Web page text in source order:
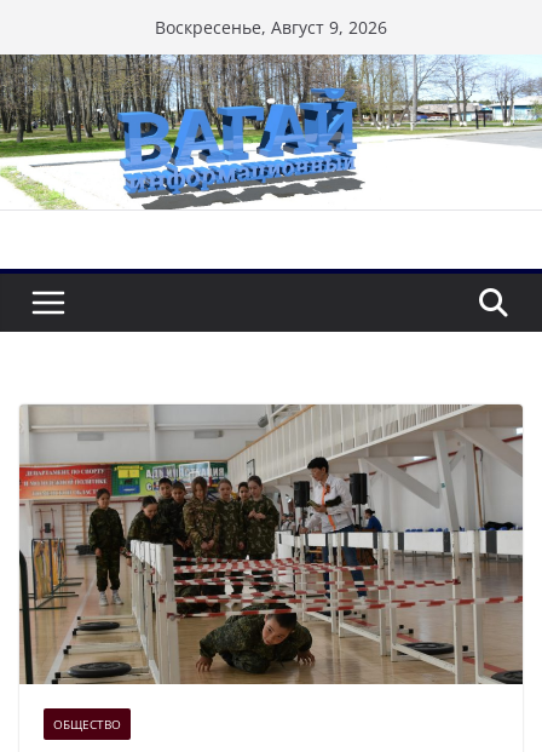
к
содержимому
Воскресенье, Август 9, 2026
ОБЩЕСТВО